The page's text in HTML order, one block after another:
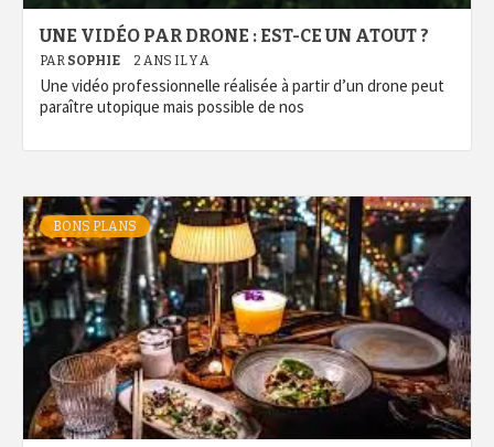
UNE VIDÉO PAR DRONE : EST-CE UN ATOUT ?
PAR SOPHIE 2 ANS IL Y A
Une vidéo professionnelle réalisée à partir d’un drone peut
paraître utopique mais possible de nos
BONS PLANS